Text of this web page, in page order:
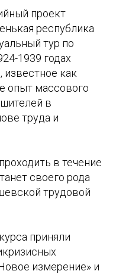
проект
республика
тур по
1939 годах
известное как
опыт массового
в
труда и
в течение
своего рода
трудовой
приняли
измерение» и